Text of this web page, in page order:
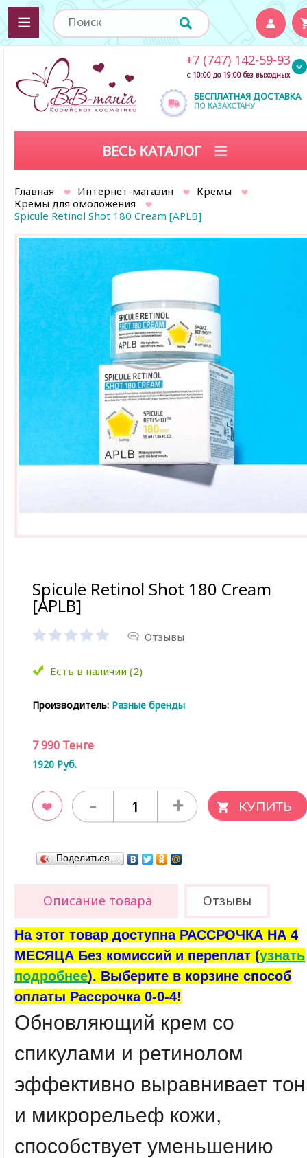
БЕСПЛАТНАЯ ДОСТАВКА
ПО КАЗАХСТАНУ
+7 (747) 142-59-93
с 10:00 до 19:00 без выходных
ВЕСЬ КАТАЛОГ
Главная Интернет-магазин
Кремы
Кремы для омоложения
Spicule Retinol Shot 180 Cream [APLB]
Spicule Retinol Shot 180 Cream
[APLB]
Отзывы
Есть в наличии (2)
Производитель: Разные бренды
7 990 Тенге
1920 Руб.
- +
Поделиться…
Описание товара Отзывы
На этот товар доступна РАССРОЧКА НА 4
МЕСЯЦА Без комиссий и переплат (узнать
подробнее). Выберите в корзине способ
оплаты Рассрочка 0-0-4!
Обновляющий крем со
спикулами и ретинолом
эффективно выравнивает тон
и микрорельеф кожи,
способствует уменьшению